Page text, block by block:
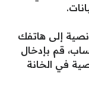
إلى هاتفك
قم بإدخال
في الخانة